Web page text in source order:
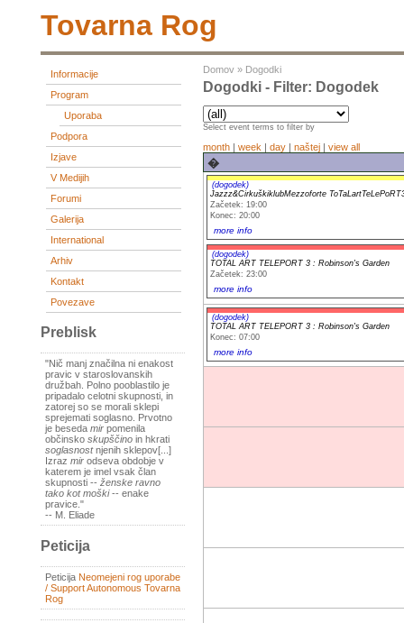
Tovarna Rog
Informacije
Program
Uporaba
Podpora
Izjave
V Medijih
Forumi
Galerija
International
Arhiv
Kontakt
Povezave
Preblisk
"Nič manj značilna ni enakost
pravic v staroslovanskih
družbah. Polno pooblastilo je
pripadalo celotni skupnosti, in
zatorej so se morali sklepi
sprejemati soglasno. Prvotno
je beseda mir pomenila
občinsko skupščino in hkrati
soglasnostnjenih sklepov[...]
Izraz mir odseva obdobje v
katerem je imel vsak član
skupnosti -- ženske ravno
tako kot moški-- enake
pravice."
-- M. Eliade
Peticija
Peticija Neomejeni rog uporabe
/ Support Autonomous Tovarna
Rog
Domov » Dogodki
Dogodki - Filter: Dogodek
Select event terms to filter by
month | week | day | naštej | view all
�
(dogodek)
Jazzz&CirkuškiklubMezzoforte
Začetek: 19:00
Konec: 20:00
more info
(dogodek)
TOTAL ART TELEPORT 3 : Robinson's Garden
Začetek: 23:00
more info
(dogodek)
TOTAL ART TELEPORT 3 : Robinson's Garden
Konec: 07:00
more info